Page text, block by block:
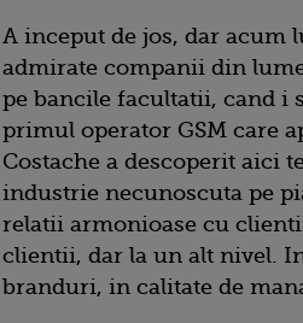
A inceput de jos, dar acum
admirate companii din
pe bancile facultatii, cand i
primul operator GSM care
Costache a descoperit aici
industrie necunoscuta pe
relatii armonioase cu
clientii, dar la un alt nivel.
branduri, in calitate de